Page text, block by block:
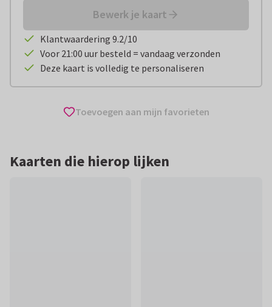
Bewerk je kaart
Klantwaardering 9.2/10
Voor 21:00 uur besteld = vandaag verzonden
Deze kaart is volledig te personaliseren
Toevoegen aan mijn favorieten
Kaarten die hierop lijken